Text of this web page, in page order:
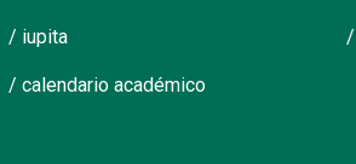
/ iupita
/ calendario académico
/